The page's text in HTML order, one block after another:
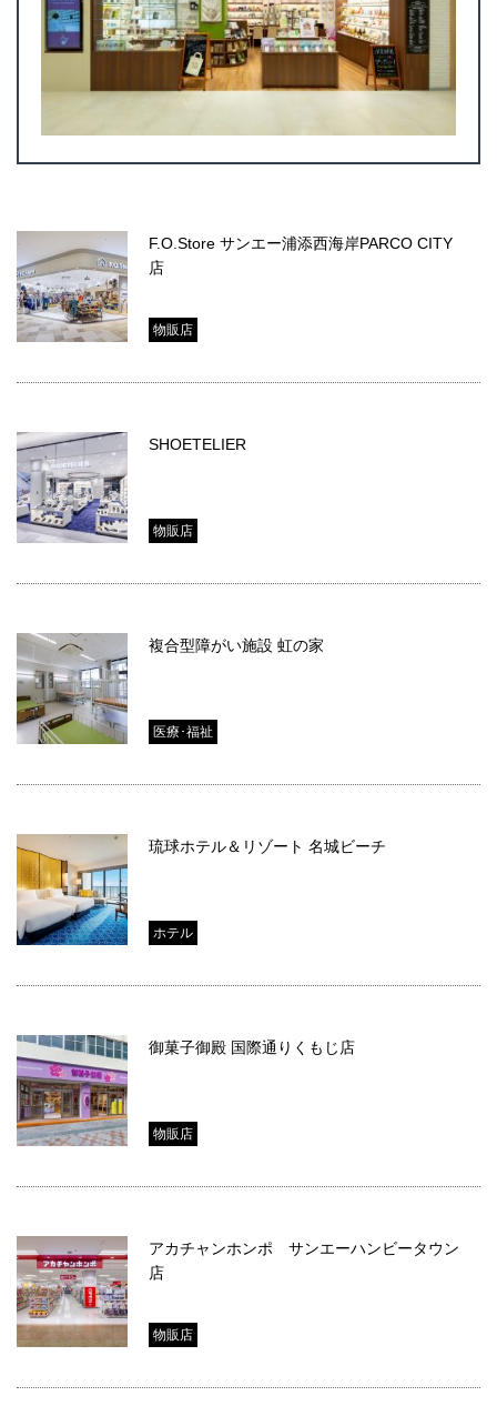
F.O.Store サンエー浦添西海岸PARCO CITY
店
物販店
SHOETELIER
物販店
複合型障がい施設 虹の家
医療･福祉
琉球ホテル＆リゾート 名城ビーチ
ホテル
御菓子御殿 国際通りくもじ店
物販店
アカチャンホンポ サンエーハンビータウン
店
物販店